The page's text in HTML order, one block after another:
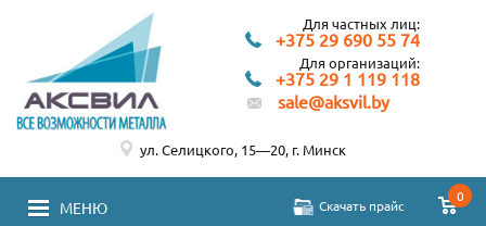
Для частных лиц:
+375 29 690 55 74
Для организаций:
+375 29 1 119 118
sale@aksvil.by
МЕНЮ Скачать прайс
0
ул. Селицкого, 15—20, г. Минск